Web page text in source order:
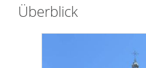
Überblick